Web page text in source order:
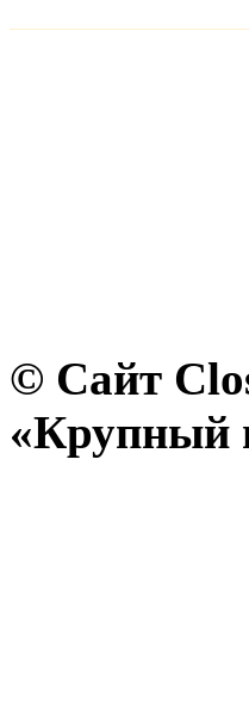
© Сайт
«Крупный